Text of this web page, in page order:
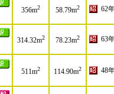
356m2 58.79m2 62
314.32m2 78.23m2 63
511m2 114.90m2 48